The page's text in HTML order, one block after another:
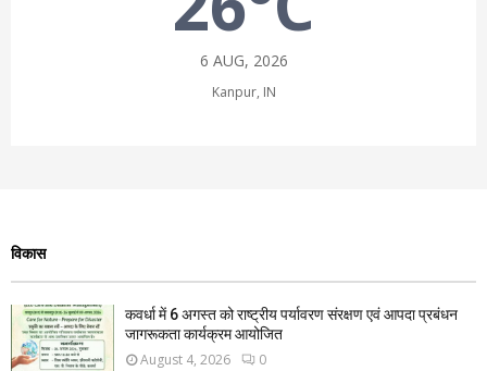
6 AUG, 2026
Kanpur, IN
विकास
कवर्धा में 6 अगस्त को राष्ट्रीय पर्यावरण संरक्षण एवं आपदा प्रबंधन
जागरूकता कार्यक्रम आयोजित
August 4, 2026 0